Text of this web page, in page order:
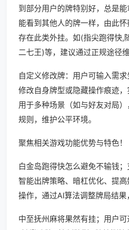
到部分用户的牌特别好，总是
能看到其他人的牌一样，由此
存在此类外挂。如(指尖跑得快,
二七王)等，建议通过正规途径
自定义修改牌：用户可输入需求
修改自身牌型或隐藏操作痕迹，
用于多种场景（如与好友对局
规则，维护公平环境。
聚焦相关游戏功能优势与特色！
白金岛跑得快怎么避免不输钱；
智能出牌策略、暗杠优化、提
操作，通过AI算法调整牌局结果
中至抚州麻将果然有挂；用户